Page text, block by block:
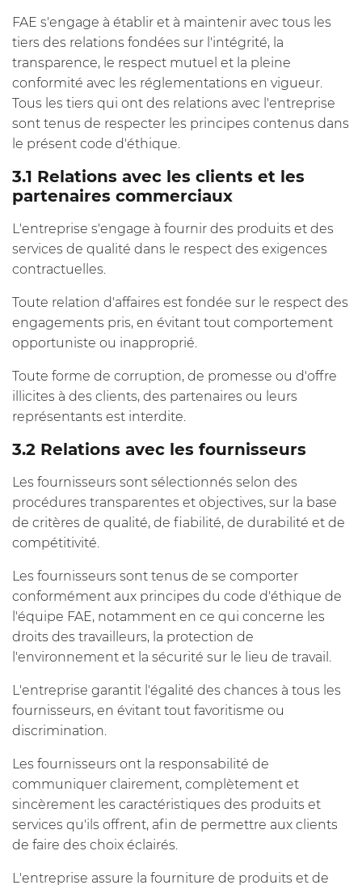
FAE s'engage à établir et à maintenir avec tous les
tiers des relations fondées sur l'intégrité, la
transparence, le respect mutuel et la pleine
conformité avec les réglementations en vigueur.
Tous les tiers qui ont des relations avec l'entreprise
sont tenus de respecter les principes contenus dans
le présent code d'éthique.
3.1 Relations avec les clients et les
partenaires commerciaux
L'entreprise s'engage à fournir des produits et des
services de qualité dans le respect des exigences
contractuelles.
Toute relation d'affaires est fondée sur le respect des
engagements pris, en évitant tout comportement
opportuniste ou inapproprié.
Toute forme de corruption, de promesse ou d'offre
illicites à des clients, des partenaires ou leurs
représentants est interdite.
3.2 Relations avec les fournisseurs
Les fournisseurs sont sélectionnés selon des
procédures transparentes et objectives, sur la base
de critères de qualité, de fiabilité, de durabilité et de
compétitivité.
Les fournisseurs sont tenus de se comporter
conformément aux principes du code d'éthique de
l'équipe FAE, notamment en ce qui concerne les
droits des travailleurs, la protection de
l'environnement et la sécurité sur le lieu de travail.
L'entreprise garantit l'égalité des chances à tous les
fournisseurs, en évitant tout favoritisme ou
discrimination.
Les fournisseurs ont la responsabilité de
communiquer clairement, complètement et
sincèrement les caractéristiques des produits et
services qu'ils offrent, afin de permettre aux clients
de faire des choix éclairés.
L'entreprise assure la fourniture de produits et de